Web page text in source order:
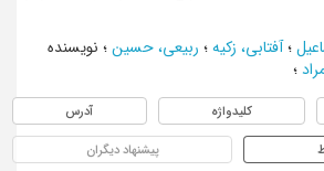
؛ آفتابی، زکیه؛ ربیعی، حسین؛ نویسنده
؛
کلیدواژه آدرس
پیشنهاد دیگران